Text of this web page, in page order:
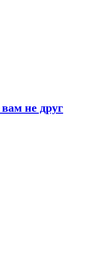
не друг